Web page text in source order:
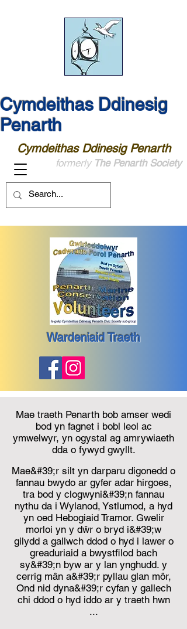
Cymdeithas Ddinesig
Penarth
Cymdeithas Ddinesig Penarth
formerly The Penarth Society
Wardeniaid Traeth
Mae traeth Penarth bob amser wedi
bod yn fagnet i bobl leol ac
ymwelwyr, yn ogystal ag amrywiaeth
dda o fywyd gwyllt.
Mae&#39;r silt yn darparu digonedd o
fannau bwydo ar gyfer adar hirgoes,
tra bod y clogwyni&#39;n fannau
nythu da i Wylanod, Ystlumod, a hyd
yn oed Hebogiaid Tramor. Gwelir
morloi yn y dŵr o bryd i&#39;w
gilydd a gallwch ddod o hyd i lawer o
greaduriaid a bwystfilod bach
sy&#39;n byw ar y lan ynghudd. y
cerrig mân a&#39;r pyllau glan môr,
Ond nid dyna&#39;r cyfan y gallech
chi ddod o hyd iddo ar y traeth hwn
...